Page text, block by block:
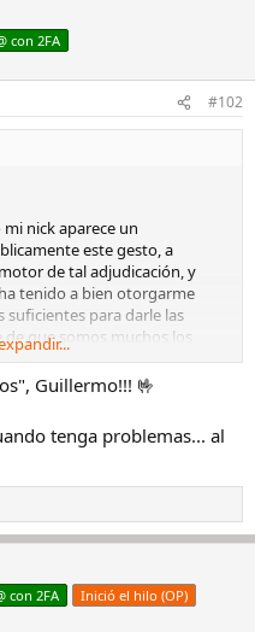
con 2FA
#102
nick aparece un
este gesto, a
de tal adjudicación, y
tenido a bien otorgarme
para darle las
que somos muchos los
magnífico foro y que
tipo de galardones.
de estar a la altura de este
seguiré compartiendo los
espero que sigan siendo de
por todas
comentarios hacia mis
Guillermo!!! 🤟
tenga problemas... al
con 2FA Inició el hilo (OP)